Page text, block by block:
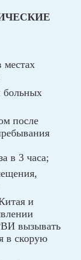
местах
больных
после
в 3 часа;
и
вызывать
в скорую